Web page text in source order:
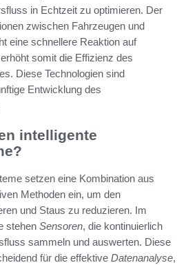
in Echtzeit zu optimieren. Der
zwischen Fahrzeugen und
eine schnellere Reaktion auf
somit die Effizienz des
Diese Technologien sind
Entwicklung des
intelligente
setzen eine Kombination aus
Methoden ein, um den
und Staus zu reduzieren. Im
stehen Sensoren, die kontinuierlich
sammeln und auswerten. Diese
für die effektive Datenanalyse,